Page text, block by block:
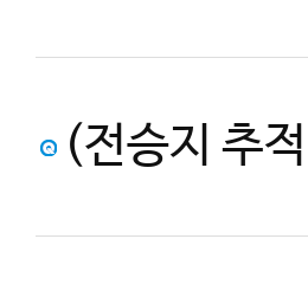
(전승지 추적(영상